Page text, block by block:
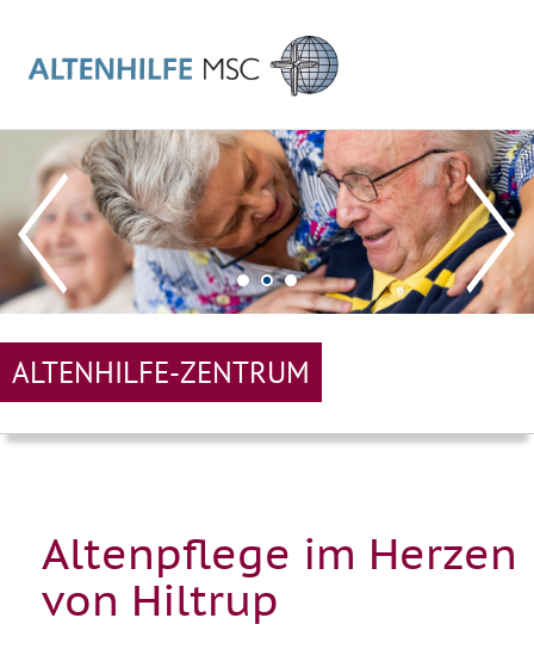
MAIN
NAVIGATION
ALTENHILFE-ZENTRUM
Altenpflege im Herzen
von Hiltrup